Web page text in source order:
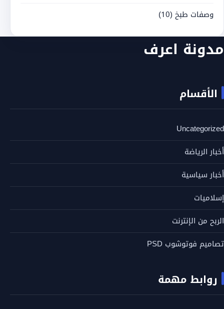
وصفات طبخ (10)
مدونة اعرف
الأقسام
Uncategorized
أخبار الرياضة
أخبار سياسية
إسلاميات
الربح من الإنترنت
تصاميم فوتوشوب PSD
روابط مهمة